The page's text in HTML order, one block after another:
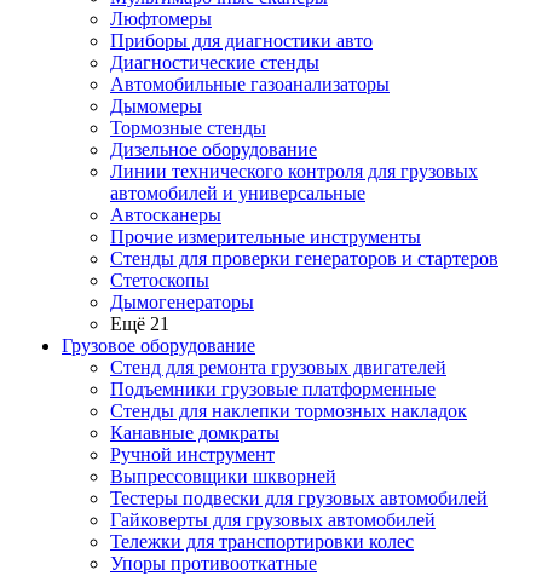
Люфтомеры
Приборы для диагностики авто
Диагностические стенды
Автомобильные газоанализаторы
Дымомеры
Тормозные стенды
Дизельное оборудование
Линии технического контроля для грузовых
автомобилей и универсальные
Автосканеры
Прочие измерительные инструменты
Стенды для проверки генераторов и стартеров
Стетоскопы
Дымогенераторы
Ещё 21
Грузовое оборудование
Стенд для ремонта грузовых двигателей
Подъемники грузовые платформенные
Стенды для наклепки тормозных накладок
Канавные домкраты
Ручной инструмент
Выпрессовщики шкворней
Тестеры подвески для грузовых автомобилей
Гайковерты для грузовых автомобилей
Тележки для транспортировки колес
Упоры противооткатные